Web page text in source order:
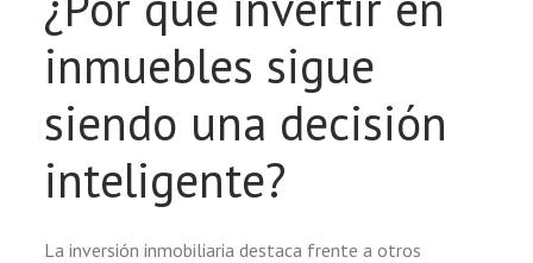
inmuebles sigue
siendo una decisión
inteligente?
La inversión inmobiliaria destaca frente a otros